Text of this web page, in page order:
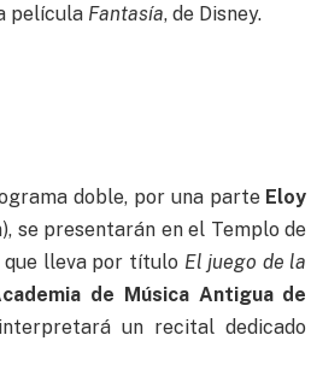
película Fantasía, de Disney.
doble, por una parte Eloy
se presentarán en el Templo de
que lleva por título El juego de la
de Música Antigua de
un recital dedicado